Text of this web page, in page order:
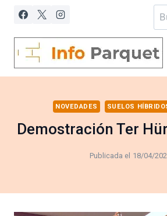
Saltar
contenido
NOVEDADES SUELOS
Demostración Ter
Publicada el 18/04/